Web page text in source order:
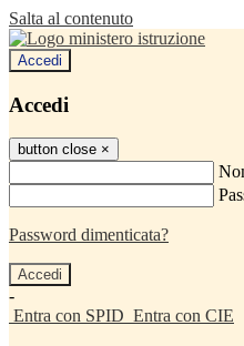
Salta al contenuto
Accedi
Accedi
button close ×
Password dimenticata?
-
Entra con SPID Entra con CIE